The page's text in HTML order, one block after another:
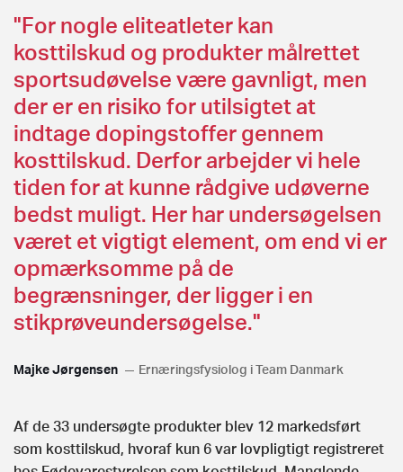
"For nogle eliteatleter kan
kosttilskud og produkter målrettet
sportsudøvelse være gavnligt, men
der er en risiko for utilsigtet at
indtage dopingstoffer gennem
kosttilskud. Derfor arbejder vi hele
tiden for at kunne rådgive udøverne
bedst muligt. Her har undersøgelsen
været et vigtigt element, om end vi er
opmærksomme på de
begrænsninger, der ligger i en
stikprøveundersøgelse."
Majke Jørgensen Ernæringsfysiolog i Team Danmark
Af de 33 undersøgte produkter blev 12 markedsført
som kosttilskud, hvoraf kun 6 var lovpligtigt registreret